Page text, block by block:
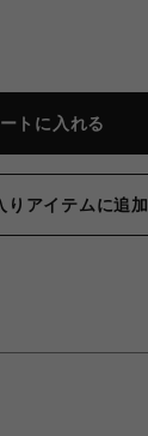
トに入れる
りアイテムに追加